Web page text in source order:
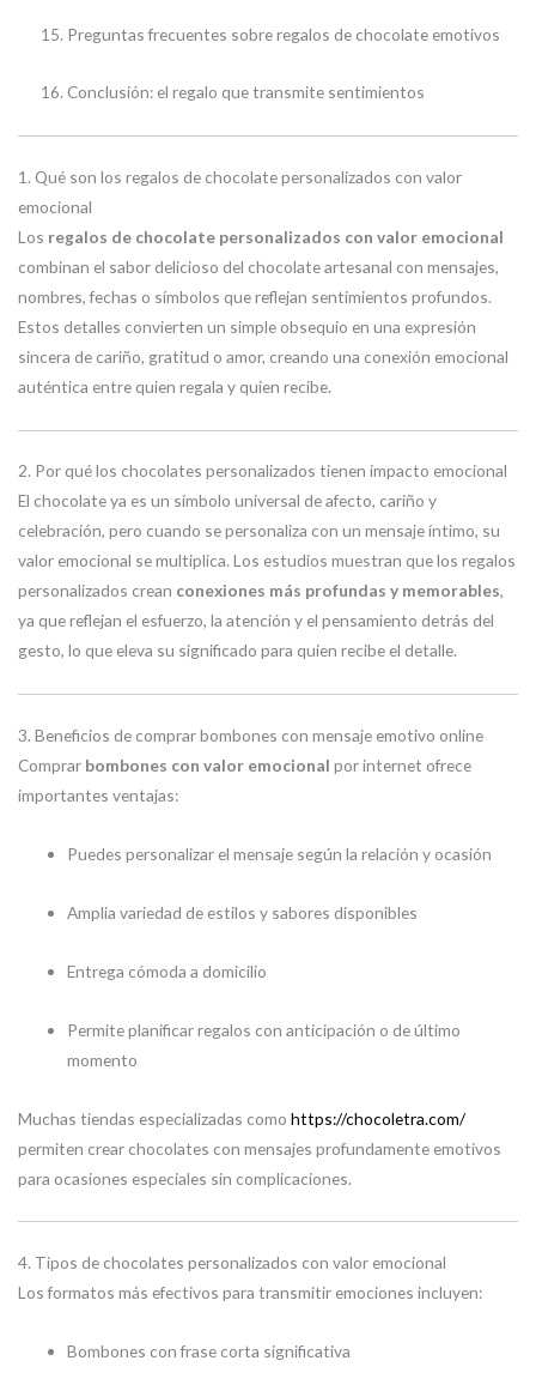
Preguntas frecuentes sobre regalos de chocolate emotivos
Conclusión: el regalo que transmite sentimientos
1. Qué son los regalos de chocolate personalizados con valor
emocional
Los regalos de chocolate personalizados con valor emocional
combinan el sabor delicioso del chocolate artesanal con mensajes,
nombres, fechas o símbolos que reflejan sentimientos profundos.
Estos detalles convierten un simple obsequio en una expresión
sincera de cariño, gratitud o amor, creando una conexión emocional
auténtica entre quien regala y quien recibe.
2. Por qué los chocolates personalizados tienen impacto emocional
El chocolate ya es un símbolo universal de afecto, cariño y
celebración, pero cuando se personaliza con un mensaje íntimo, su
valor emocional se multiplica. Los estudios muestran que los regalos
personalizados crean conexiones más profundas y memorables,
ya que reflejan el esfuerzo, la atención y el pensamiento detrás del
gesto, lo que eleva su significado para quien recibe el detalle.
3. Beneficios de comprar bombones con mensaje emotivo online
Comprar bombones con valor emocional por internet ofrece
importantes ventajas:
Puedes personalizar el mensaje según la relación y ocasión
Amplia variedad de estilos y sabores disponibles
Entrega cómoda a domicilio
Permite planificar regalos con anticipación o de último
momento
Muchas tiendas especializadas como https://chocoletra.com/
permiten crear chocolates con mensajes profundamente emotivos
para ocasiones especiales sin complicaciones.
4. Tipos de chocolates personalizados con valor emocional
Los formatos más efectivos para transmitir emociones incluyen:
Bombones con frase corta significativa